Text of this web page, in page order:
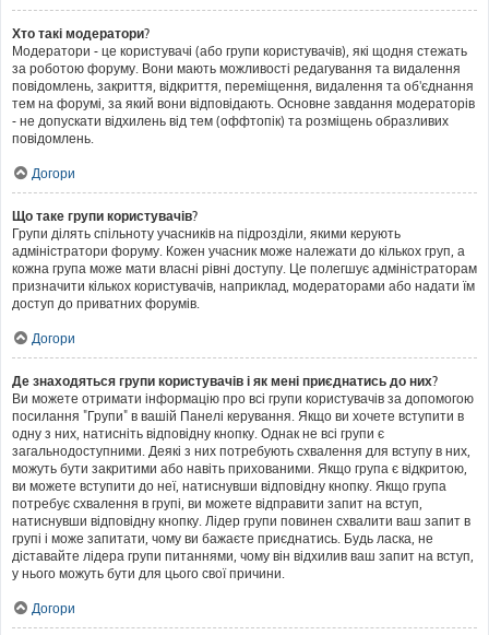
Хто такі модератори?
Модератори - це користувачі (або групи користувачів), які щодня стежать
за роботою форуму. Вони мають можливості редагування та видалення
повідомлень, закриття, відкриття, переміщення, видалення та об'єднання
тем на форумі, за який вони відповідають. Основне завдання модераторів
- не допускати відхилень від тем (оффтопік) та розміщень образливих
повідомлень.
Догори
Що таке групи користувачів?
Групи ділять спільноту учасників на підрозділи, якими керують
адміністратори форуму. Кожен учасник може належати до кількох груп, а
кожна група може мати власні рівні доступу. Це полегшує адміністраторам
призначити кількох користувачів, наприклад, модераторами або надати їм
доступ до приватних форумів.
Догори
Де знаходяться групи користувачів і як мені приєднатись до них?
Ви можете отримати інформацію про всі групи користувачів за допомогою
посилання "Групи" в вашій Панелі керування. Якщо ви хочете вступити в
одну з них, натисніть відповідну кнопку. Однак не всі групи є
загальнодоступними. Деякі з них потребують схвалення для вступу в них,
можуть бути закритими або навіть прихованими. Якщо група є відкритою,
ви можете вступити до неї, натиснувши відповідну кнопку. Якщо група
потребує схвалення в групі, ви можете відправити запит на вступ,
натиснувши відповідну кнопку. Лідер групи повинен схвалити ваш запит в
групі і може запитати, чому ви бажаєте приєднатись. Будь ласка, не
діставайте лідера групи питаннями, чому він відхилив ваш запит на вступ,
у нього можуть бути для цього свої причини.
Догори